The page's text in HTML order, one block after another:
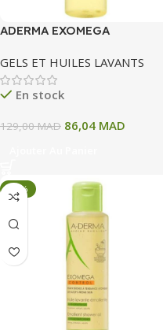
ADERMA EXOMEGA
EMOLLIENTE ANTI
GRATTAGE 200 ML
GELS ET HUILES LAVANTS
En stock
129,00MAD 86,04 MAD
-33%